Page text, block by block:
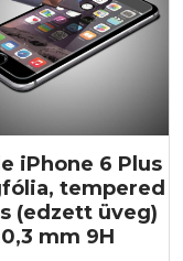
iPhone 6 Plus
tempered
(edzett üveg)
0,3 mm 9H